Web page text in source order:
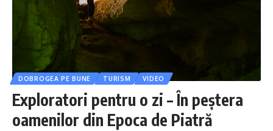
DOBROGEA PE BUNE TURISM VIDEO
Exploratori pentru o zi – În peștera
oamenilor din Epoca de Piatră